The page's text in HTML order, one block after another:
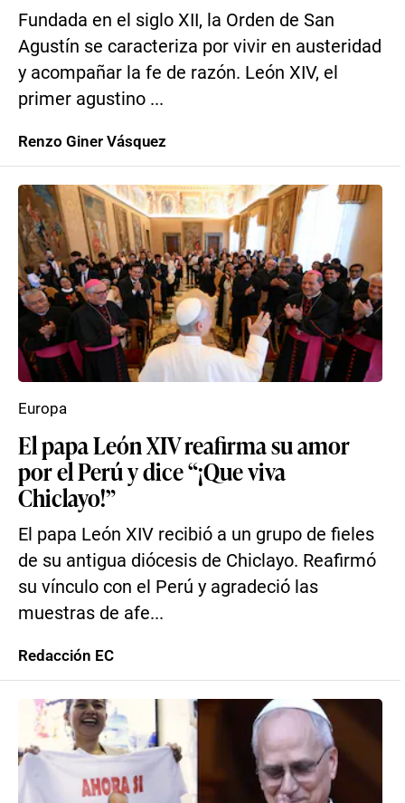
Fundada en el siglo XII, la Orden de San
Agustín se caracteriza por vivir en austeridad
y acompañar la fe de razón. León XIV, el
primer agustino ...
Renzo Giner Vásquez
El papa León XIV reafirma su amor
por el Perú y dice “¡Que viva
Chiclayo!”
El papa León XIV recibió a un grupo de fieles
de su antigua diócesis de Chiclayo. Reafirmó
su vínculo con el Perú y agradeció las
muestras de afe...
Europa
Redacción EC